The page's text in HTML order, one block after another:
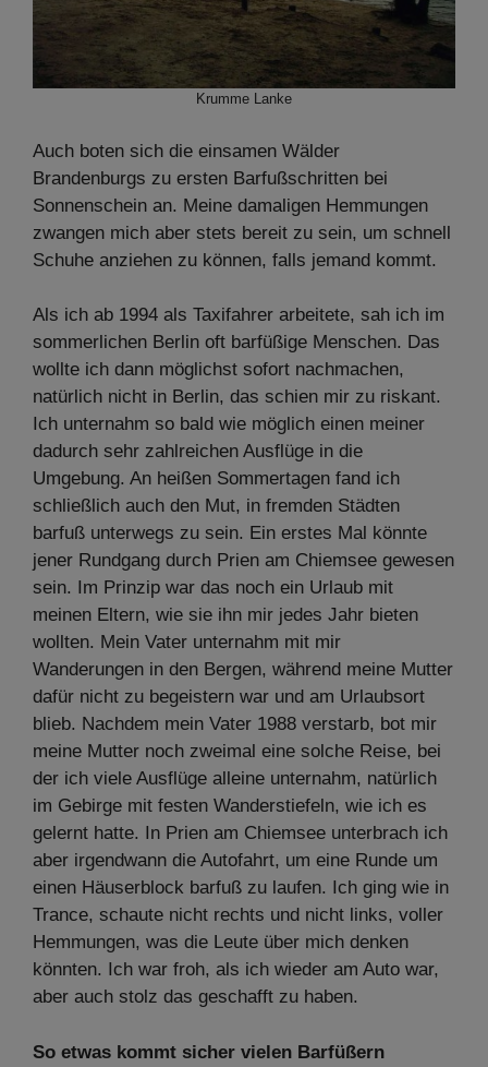
Krumme Lanke
Auch boten sich die einsamen Wälder
Brandenburgs zu ersten Barfußschritten bei
Sonnenschein an. Meine damaligen Hemmungen
zwangen mich aber stets bereit zu sein, um schnell
Schuhe anziehen zu können, falls jemand kommt.
Als ich ab 1994 als Taxifahrer arbeitete, sah ich im
sommerlichen Berlin oft barfüßige Menschen. Das
wollte ich dann möglichst sofort nachmachen,
natürlich nicht in Berlin, das schien mir zu riskant.
Ich unternahm so bald wie möglich einen meiner
dadurch sehr zahlreichen Ausflüge in die
Umgebung. An heißen Sommertagen fand ich
schließlich auch den Mut, in fremden Städten
barfuß unterwegs zu sein. Ein erstes Mal könnte
jener Rundgang durch Prien am Chiemsee gewesen
sein. Im Prinzip war das noch ein Urlaub mit
meinen Eltern, wie sie ihn mir jedes Jahr bieten
wollten. Mein Vater unternahm mit mir
Wanderungen in den Bergen, während meine Mutter
dafür nicht zu begeistern war und am Urlaubsort
blieb. Nachdem mein Vater 1988 verstarb, bot mir
meine Mutter noch zweimal eine solche Reise, bei
der ich viele Ausflüge alleine unternahm, natürlich
im Gebirge mit festen Wanderstiefeln, wie ich es
gelernt hatte. In Prien am Chiemsee unterbrach ich
aber irgendwann die Autofahrt, um eine Runde um
einen Häuserblock barfuß zu laufen. Ich ging wie in
Trance, schaute nicht rechts und nicht links, voller
Hemmungen, was die Leute über mich denken
könnten. Ich war froh, als ich wieder am Auto war,
aber auch stolz das geschafft zu haben.
So etwas kommt sicher vielen Barfüßern